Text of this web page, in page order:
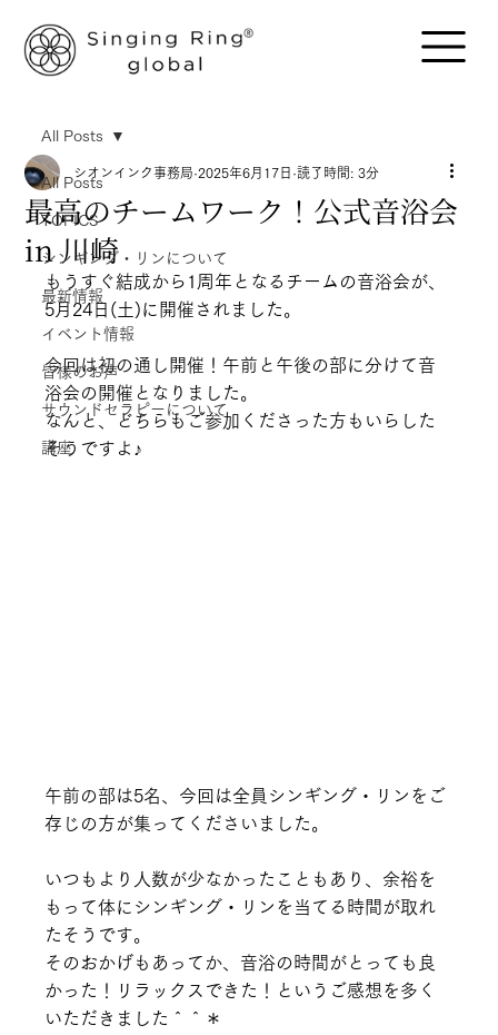
All Posts
TOPICS
シンギング・リンについて
最新情報
イベント情報
皆様のお声
サウンドセラピーについて
講座
All Posts
最高のチームワーク！公式音浴会
in 川崎
シオンインク事務局 2025年6月17日 読了時間: 3分
もうすぐ結成から1周年となるチームの音浴会が、
5月24日(土)に開催されました。
今回は初の通し開催！午前と午後の部に分けて音
浴会の開催となりました。
なんと、どちらもご参加くださった方もいらした
そうですよ♪
午前の部は5名、今回は全員シンギング・リンをご
存じの方が集ってくださいました。
いつもより人数が少なかったこともあり、余裕を
もって体にシンギング・リンを当てる時間が取れ
たそうです。
そのおかげもあってか、音浴の時間がとっても良
かった！リラックスできた！というご感想を多く
いただきました＾＾＊